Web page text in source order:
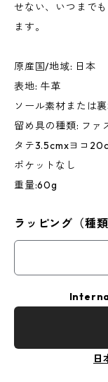
せない、いつまで
ます。
原産国/地域: 日本
表地: 牛革
ソール素材または
留め具の種類: ファ
タテ3.5cmxヨコ
ポケットなし
重量:60g
ラッピング（種類
日